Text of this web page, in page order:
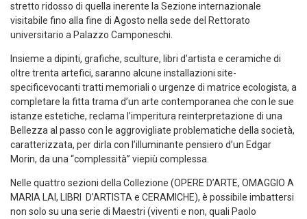
stretto ridosso di quella inerente la Sezione internazionale
visitabile fino alla fine di Agosto nella sede del Rettorato
universitario a Palazzo Camponeschi
Insieme a dipinti, grafiche, sculture, libri d’artista e ceramiche di
oltre trenta artefici, saranno alcune installazioni site-
specificevocanti tratti memoriali o urgenze di matrice ecologista, a
completare la fitta trama d’un arte contemporanea che con le sue
istanze estetiche, reclama l’imperitura reinterpretazione di una
Bellezza al passo con le aggrovigliate problematiche della società,
caratterizzata, per dirla con l’illuminante pensiero d’un Edgar
Morin, da una “complessità” viepiù complessa.
Nelle quattro sezioni della Collezione (OPERE D’ARTE, OMAGGIO A
MARIA LAI,
LIBRI D’ARTISTA e CERAMICHE), è possibile imbattersi
non solo su una serie di Maestri (viventi e non, quali Paolo